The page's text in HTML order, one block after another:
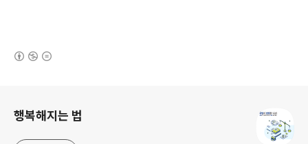
행복해지는 법